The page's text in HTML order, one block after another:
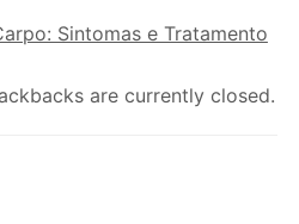
Sintomas e Tratamento
are currently closed.